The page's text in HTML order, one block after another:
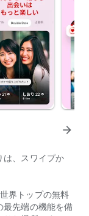
arrow_forward
は、スワイプか
界トップの無料
最先端の機能を備